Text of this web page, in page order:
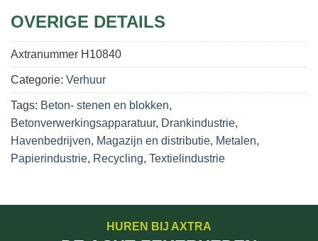
OVERIGE DETAILS
Axtranummer H10840
Categorie: Verhuur
Tags: Beton- stenen en blokken,
Betonverwerkingsapparatuur, Drankindustrie,
Havenbedrijven, Magazijn en distributie, Metalen,
Papierindustrie, Recycling, Textielindustrie
HUREN BIJ AXTRA